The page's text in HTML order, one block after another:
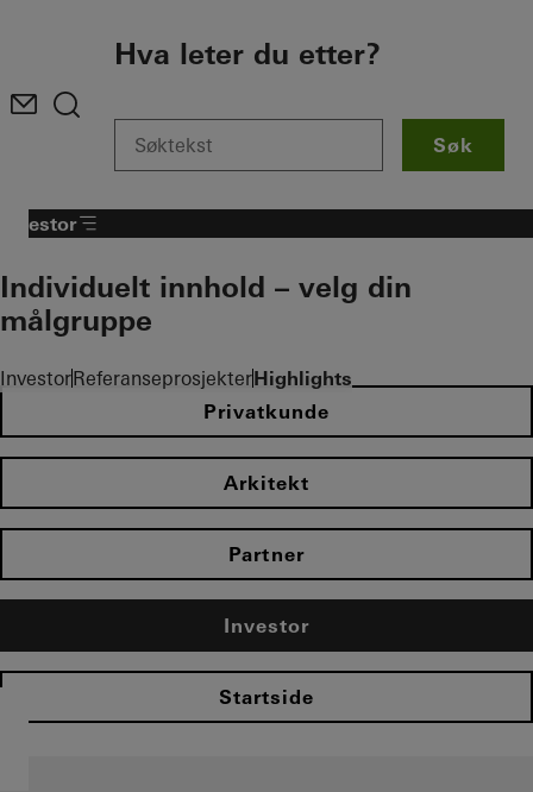
Hva leter du etter?
Søk
InvestorReferanseprosjekterHighlights
Investor
Individuelt innhold – velg din
målgruppe
Privatkunde
Arkitekt
Partner
Investor
Startside